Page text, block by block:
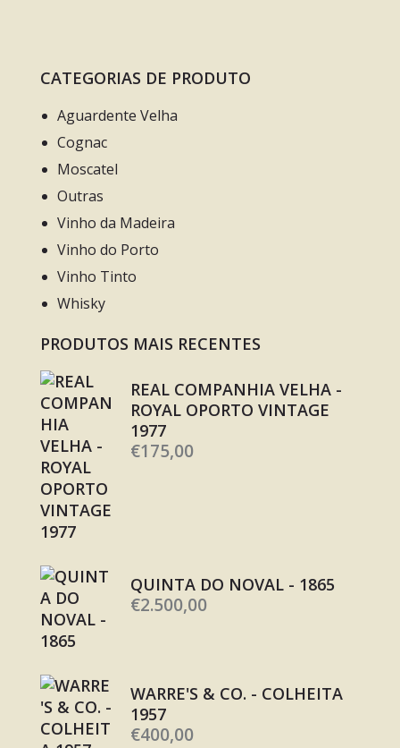
CATEGORIAS DE PRODUTO
Aguardente Velha
Cognac
Moscatel
Outras
Vinho da Madeira
Vinho do Porto
Vinho Tinto
Whisky
PRODUTOS MAIS RECENTES
REAL COMPANHIA VELHA -
ROYAL OPORTO VINTAGE
1977
€175,00
QUINTA DO NOVAL - 1865
€2.500,00
WARRE'S & CO. - COLHEITA
1957
€400,00